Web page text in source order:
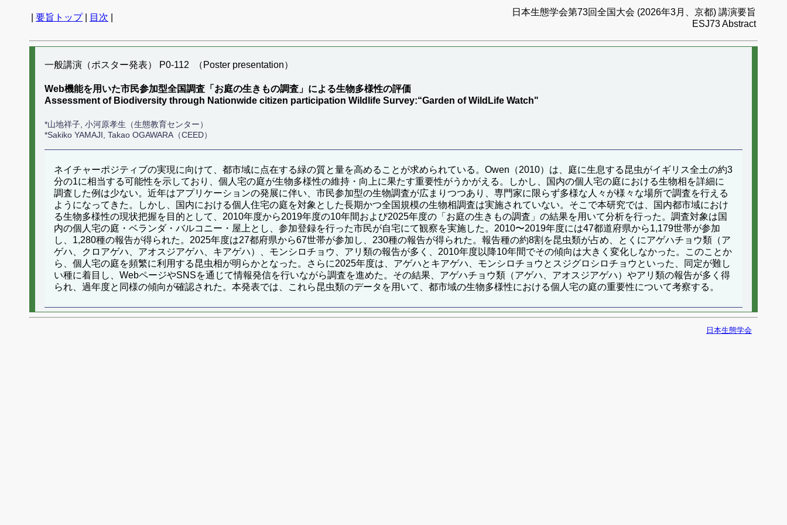
要旨トップ| 目次
日本生態学会第73回全国大会 (2026年3月、京都) 講演要旨
ESJ73 Abstract
一般講演（ポスター発表） P0-112 （Poster presentation）
Web機能を用いた市民参加型全国調査「お庭の生きもの調査」による生物多様性の評価
Assessment of Biodiversity through Nationwide citizen participation Wildlife Survey:“Garden of WildLife Watch"
*山地祥子, 小河原孝生（生態教育センター）
*Sakiko YAMAJI, Takao OGAWARA（CEED）
ネイチャーポジティブの実現に向けて、都市域に点在する緑の質と量を高めることが求められている。Owen（2010）は、庭に生息する昆虫がイギリス全土の約3
分の1に相当する可能性を示しており、個人宅の庭が生物多様性の維持・向上に果たす重要性がうかがえる。しかし、国内の個人宅の庭における生物相を詳細に
調査した例は少ない。近年はアプリケーションの発展に伴い、市民参加型の生物調査が広まりつつあり、専門家に限らず多様な人々が様々な場所で調査を行える
ようになってきた。しかし、国内における個人住宅の庭を対象とした長期かつ全国規模の生物相調査は実施されていない。そこで本研究では、国内都市域におけ
る生物多様性の現状把握を目的として、2010年度から2019年度の10年間および2025年度の「お庭の生きもの調査」の結果を用いて分析を行った。調査対象は国
内の個人宅の庭・ベランダ・バルコニー・屋上とし、参加登録を行った市民が自宅にて観察を実施した。2010〜2019年度には47都道府県から1,179世帯が参加
し、1,280種の報告が得られた。2025年度は27都府県から67世帯が参加し、230種の報告が得られた。報告種の約8割を昆虫類が占め、とくにアゲハチョウ類（ア
ゲハ、クロアゲハ、アオスジアゲハ、キアゲハ）、モンシロチョウ、アリ類の報告が多く、2010年度以降10年間でその傾向は大きく変化しなかった。このことか
ら、個人宅の庭を頻繁に利用する昆虫相が明らかとなった。さらに2025年度は、アゲハとキアゲハ、モンシロチョウとスジグロシロチョウといった、同定が難し
い種に着目し、WebページやSNSを通じて情報発信を行いながら調査を進めた。その結果、アゲハチョウ類（アゲハ、アオスジアゲハ）やアリ類の報告が多く得
られ、過年度と同様の傾向が確認された。本発表では、これら昆虫類のデータを用いて、都市域の生物多様性における個人宅の庭の重要性について考察する。
日本生態学会